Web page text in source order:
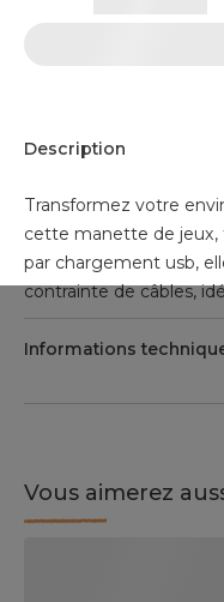
Description
Transformez votre
cette manette de
par chargement usb,
contrainte de câbles,
Informations
Vous aimerez